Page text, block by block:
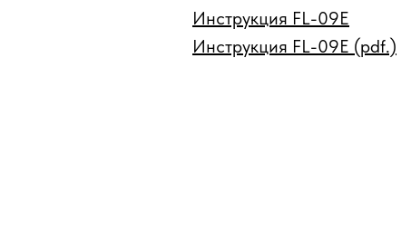
Инструкция FL-09E (pdf.)
Инструкция FL-09E